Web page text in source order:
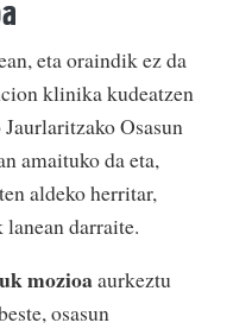
eta oraindik ez da
klinika kudeatzen
Osasun
amaituko da eta,
aldeko herritar,
darraite.
mozioaaurkeztu
osasun